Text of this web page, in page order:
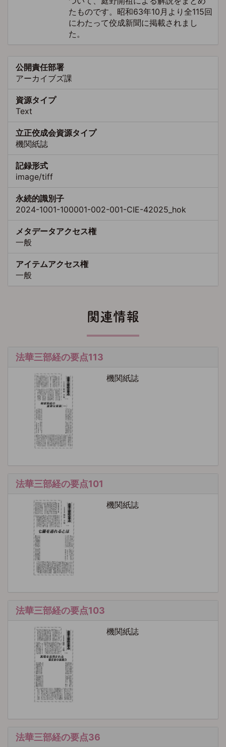
たものです。昭和63年10月より全115回
にわたって佼成新聞に掲載されまし
た。
公開責任部署
アーカイブズ課
資源タイプ
Text
立正佼成会資源タイプ
機関紙誌
記録形式
image/tiff
永続的識別子
2024-1001-100001-002-001-CIE-42025_hok
メタデータアクセス権
一般
アイテムアクセス権
一般
関連情報
法華三部経の要点113
機関紙誌
法華三部経の要点101
機関紙誌
法華三部経の要点103
機関紙誌
法華三部経の要点36